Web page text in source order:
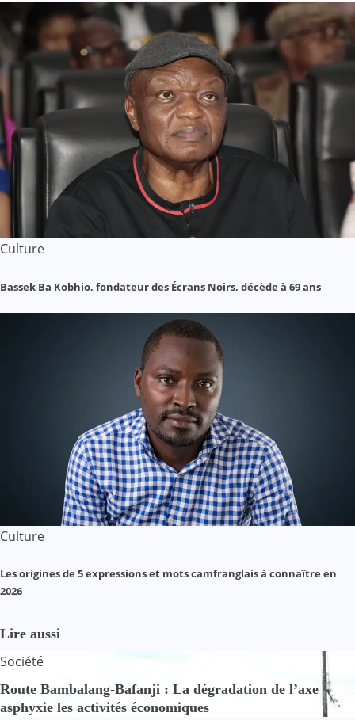
Culture
Bassek Ba Kobhio, fondateur des Écrans Noirs, décède à 69 ans
Culture
Les origines de 5 expressions et mots camfranglais à connaître en
2026
Lire aussi
Société
Route Bambalang-Bafanji : La dégradation de l’axe
asphyxie les activités économiques